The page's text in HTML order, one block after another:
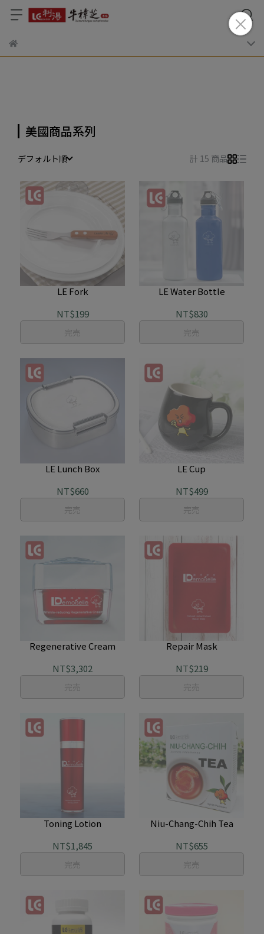
美國商品系列
デフォルト順 計 15 商品
LE Fork
NT$199
完売
LE Water Bottle
NT$830
完売
LE Lunch Box
NT$660
完売
LE Cup
NT$499
完売
Regenerative Cream
NT$3,302
完売
Repair Mask
NT$219
完売
Toning Lotion
NT$1,845
完売
Niu-Chang-Chih Tea
NT$655
完売